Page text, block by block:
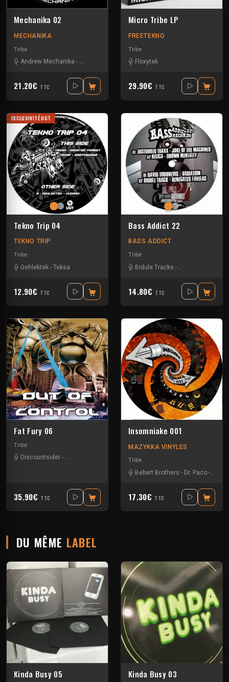
Mechanika 02
MECHANIKA
Tribe
Andrew Mechanika - Insane Teknology - Nesh-Six Ou Sept
21.20€ TTC
Micro Tribe LP
FREETEKNO
Tribe
Floxytek
29.90€ TTC
EXCLUSIVITÉ UGT
Tekno Trip 04
TEKNO TRIP
Tribe
Gehlektek - Teksa
12.90€ TTC
Bass Addict 22
BASS ADDICT
Tribe
Bidule Tracks -
14.80€ TTC
Fat Fury 06
Tribe
Discountsider - Insane Teknology Mydriazie
35.90€ TTC
Insomniake 001
MAZYKKA VINYLES
Tribe
Bebert Brothers - Dr. Paco - Gui-
17.30€ TTC
DU MÊME LABEL
Kinda Busy 05 Kinda Busy 03